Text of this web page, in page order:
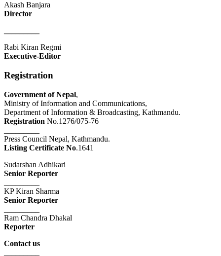
Akash Banjara
Director
Rabi Kiran Regmi
Executive-Editor
Registration
Government of Nepal,
Ministry of Information and Communications,
Department of Information & Broadcasting, Kathmandu.
Registration No.1276/075-76
Press Council Nepal, Kathmandu.
Listing Certificate No.1641
Sudarshan Adhikari
Senior Reporter
KP Kiran Sharma
Senior Reporter
Ram Chandra Dhakal
Reporter
Contact us